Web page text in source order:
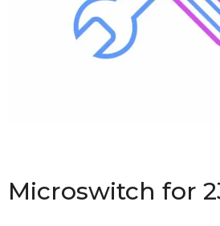
Microswitch for